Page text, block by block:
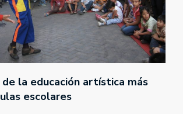
la educación artística más
escolares